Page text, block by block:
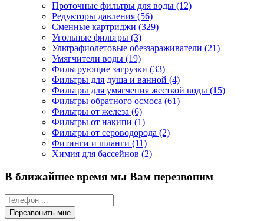
Проточные фильтры для воды (12)
Редукторы давления (56)
Сменные картриджи (329)
Угольные фильтры (3)
Ультрафиолетовые обеззараживатели (21)
Умягчители воды (19)
Фильтрующие загрузки (33)
Фильтры для душа и ванной (4)
Фильтры для умягчения жесткой воды (15)
Фильтры обратного осмоса (61)
Фильтры от железа (6)
Фильтры от накипи (1)
Фильтры от сероводорода (2)
Фитинги и шланги (11)
Химия для бассейнов (2)
В ближайшее время мы Вам перезвоним